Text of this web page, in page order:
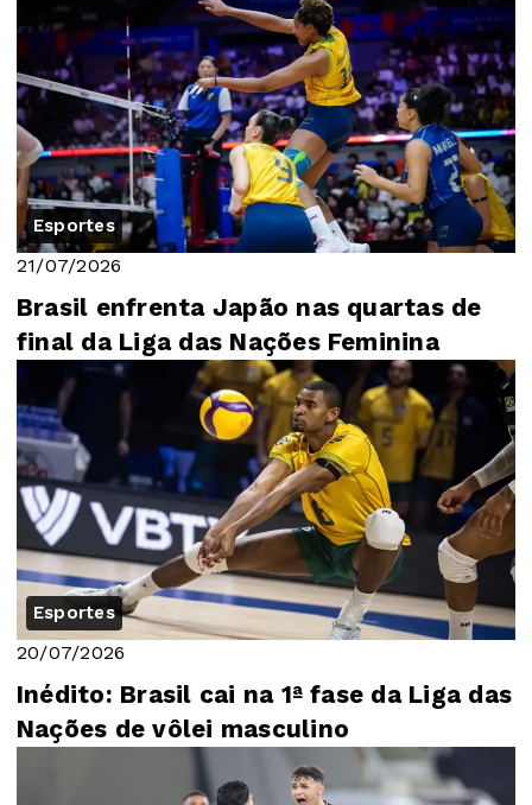
Esportes
21/07/2026
Brasil enfrenta Japão nas quartas de
final da Liga das Nações Feminina
Esportes
20/07/2026
Inédito: Brasil cai na 1ª fase da Liga das
Nações de vôlei masculino